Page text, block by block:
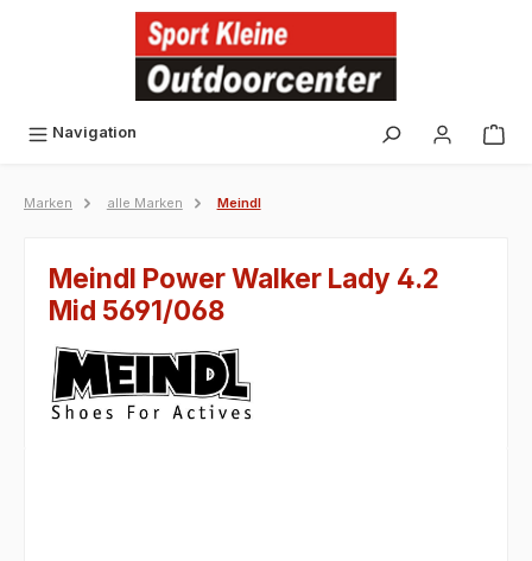
Navigation
Marken alle Marken Meindl
Meindl Power Walker Lady 4.2
Mid 5691/068